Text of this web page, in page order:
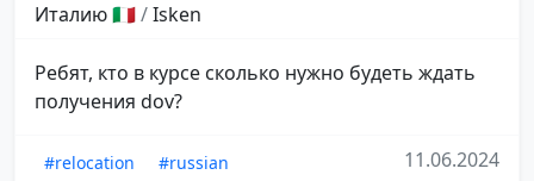
Италию 🇮🇹/Isken
Ребят, кто в курсе сколько нужно будеть ждать
получения dov?
#relocation #russian 11.06.2024